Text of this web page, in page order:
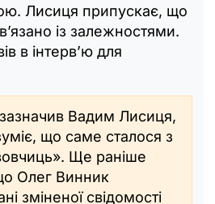
Лисиця припускає, що
із залежностями.
в інтерв’ю для
Вадим Лисиця,
що саме сталося з
Ще раніше
Олег Винник
зміненої свідомості